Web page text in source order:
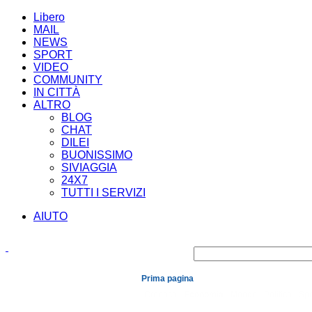
Libero
MAIL
NEWS
SPORT
VIDEO
COMMUNITY
IN CITTÀ
ALTRO
BLOG
CHAT
DILEI
BUONISSIMO
SIVIAGGIA
24X7
TUTTI I SERVIZI
AIUTO
Prima pagina